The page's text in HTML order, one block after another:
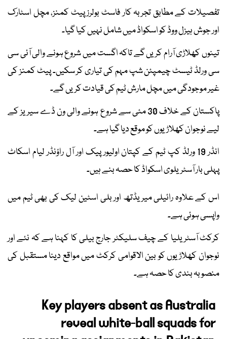
تفصیلات کے مطابق تجربہ کار فاسٹ بولرز پیٹ کمنز، مچل اسٹارک
اور جوش ہیزل ووڈ کو اسکواڈ میں شامل نہیں کیا گیا۔
تینوں کھلاڑی آرام کریں گے تاکہ اگست میں شروع ہونے والی آئی سی
سی ورلڈ ٹیسٹ چیمپئن شپ مہم کی تیاری کر سکیں۔ پیٹ کمنز کی
غیر موجودگی میں مچل مارش ٹیم کی قیادت کریں گے۔
پاکستان کے خلاف 30 مئی سے شروع ہونے والی ون ڈے سیریز کے
لیے نوجوان کھلاڑیوں کو موقع دیا گیا ہے۔
انڈر 19 ورلڈ کپ ٹیم کے کپتان اولیور پیک اور آل راؤنڈر لیام اسکاٹ
پہلی بار آسٹریلوی اسکواڈ کا حصہ بنے ہیں۔
اس کے علاوہ رائیلی میریڈتھ اور بلی اسٹین لیک کی بھی ٹیم میں
واپسی ہوئی ہے۔
کرکٹ آسٹریلیا کے چیف سلیکٹر جارج بیلی کا کہنا ہے کہ نئے اور
نوجوان کھلاڑیوں کو بین الاقوامی کرکٹ میں مواقع دینا مستقبل کی
منصوبہ بندی کا حصہ ہے۔
Key players absent as Australia
reveal white-ball squads for